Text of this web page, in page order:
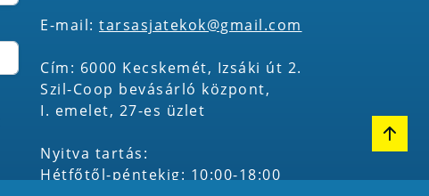
E-mail: tarsasjatekok@gmail.com
Cím: 6000 Kecskemét, Izsáki út 2.
Szil-Coop bevásárló központ,
I. emelet, 27-es üzlet
Nyitva tartás:
Hétfőtől-péntekig: 10:00-18:00